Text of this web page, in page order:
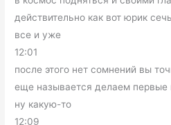
действительно как вот юрик
все и уже
12:01
после этого нет сомнений вы
еще называется делаем
ну какую-то
12:09